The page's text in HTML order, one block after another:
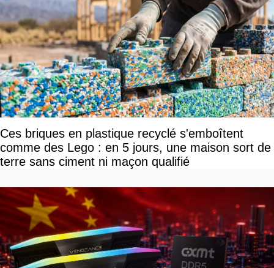
Ces briques en plastique recyclé s'emboîtent
comme des Lego : en 5 jours, une maison sort de
terre sans ciment ni maçon qualifié